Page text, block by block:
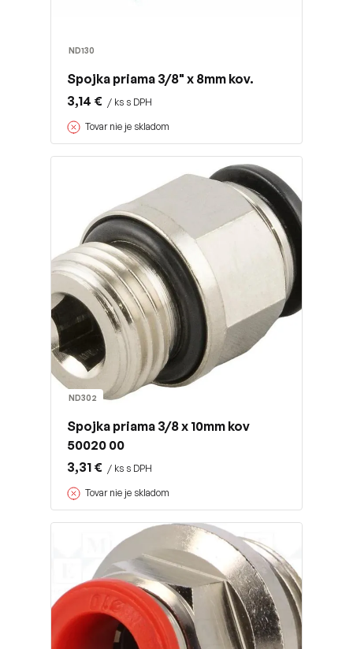
ND130
Spojka priama 3/8" x 8mm kov.
3,14 € / ks s DPH
Tovar nie je skladom
ND302
Spojka priama 3/8 x 10mm kov
50020 00
3,31 € / ks s DPH
Tovar nie je skladom